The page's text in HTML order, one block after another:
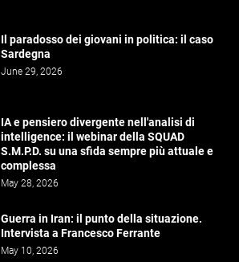
Il paradosso dei giovani in politica: il caso
Sardegna
June 29, 2026
IA e pensiero divergente nell'analisi di
intelligence: il webinar della SQUAD
S.M.P.D. su una sfida sempre più attuale e
complessa
May 28, 2026
Guerra in Iran: il punto della situazione.
Intervista a Francesco Ferrante
May 10, 2026